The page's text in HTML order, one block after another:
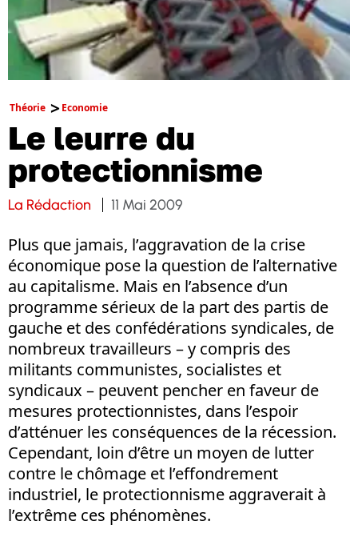
Théorie Economie
Le leurre du
protectionnisme
La Rédaction 11 Mai 2009
Plus que jamais, l’aggravation de la crise
économique pose la question de l’alternative
au capitalisme. Mais en l’absence d’un
programme sérieux de la part des partis de
gauche et des confédérations syndicales, de
nombreux travailleurs – y compris des
militants communistes, socialistes et
syndicaux – peuvent pencher en faveur de
mesures protectionnistes, dans l’espoir
d’atténuer les conséquences de la récession.
Cependant, loin d’être un moyen de lutter
contre le chômage et l’effondrement
industriel, le protectionnisme aggraverait à
l’extrême ces phénomènes.